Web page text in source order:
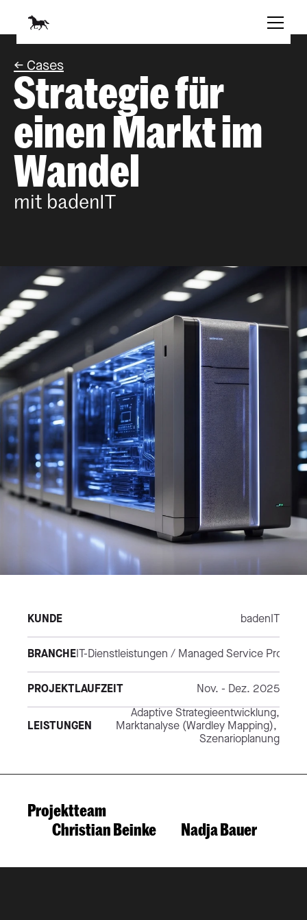
<- Cases
Strategie für
einen Markt im
Wandel
mit badenIT
KUNDE badenIT
BRANCHE IT-Dienstleistungen / Managed Service Provider
PROJEKTLAUFZEIT Nov. - Dez. 2025
LEISTUNGEN
Adaptive Strategieentwicklung,
Marktanalyse (Wardley Mapping),
Szenarioplanung
Projektteam
Christian Beinke
Nadja Bauer